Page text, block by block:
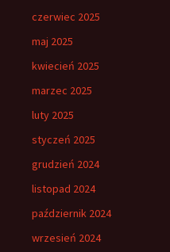
czerwiec 2025
maj 2025
kwiecień 2025
marzec 2025
luty 2025
styczeń 2025
grudzień 2024
listopad 2024
październik 2024
wrzesień 2024